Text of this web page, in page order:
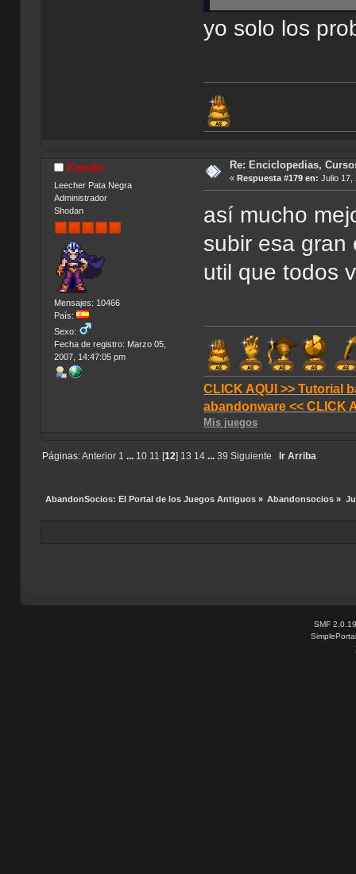
yo solo los
Kendo
Leecher Pata Negra
Administrador
Shodan
Mensajes: 10466
País:
Sexo:
Fecha de registro: Marzo 05,
2007, 14:47:05 pm
Re: Enciclopedias,
« Respuesta #179 en: Julio 17,
así mucho
subir esa gran
util que todos
CLICK AQUI >> Tutorial
abandonware << CLICK
Mis juegos
Páginas:Anterior 1 ... 10 11 [12] 13 14 ... 39 Siguiente Ir Arriba
AbandonSocios: El Portal de los Juegos Antiguos» Abandonsocios »
SMF 2.0.19